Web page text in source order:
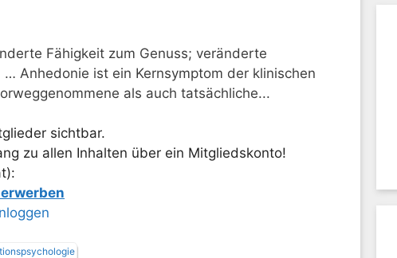
Fähigkeit zum Genuss; veränderte
Anhedonie ist ein Kernsymptom der klinischen
als auch tatsächliche...
sichtbar.
zu allen Inhalten über ein Mitgliedskonto!